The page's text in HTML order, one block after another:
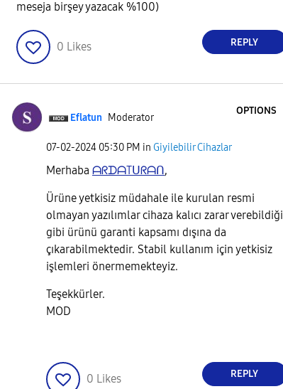
meseja birşey yazacak %100)
0 Likes REPLY
Eflatun Moderator
OPTIONS
‎07-02-2024 05:30 PM in Giyilebilir Cihazlar
Merhaba ᗩᖇᗪᗩTᑌᖇᗩᑎ,
Ürüne yetkisiz müdahale ile kurulan resmi
olmayan yazılımlar cihaza kalıcı zarar verebildiği
gibi ürünü garanti kapsamı dışına da
çıkarabilmektedir. Stabil kullanım için yetkisiz
işlemleri önermemekteyiz.
Teşekkürler.
MOD
0 Likes REPLY